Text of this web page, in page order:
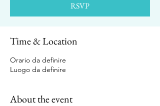
RSVP
Time & Location
Orario da definire
Luogo da definire
About the event